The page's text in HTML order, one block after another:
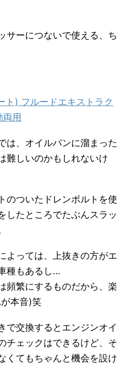
サーにつないで使える、ち
ト) フルードエキストラク
用
は、オイルパンに溜まった
難しいのかもしれないけ
のついたドレンボルトを使
したところでたぶんスラッ
よっては、上抜きの方がエ
種もあるし…
頻繁にするものだから、楽
本音)笑
で交換するとエンジンオイ
チェックはできるけど、そ
くてもちゃんと機会を設け